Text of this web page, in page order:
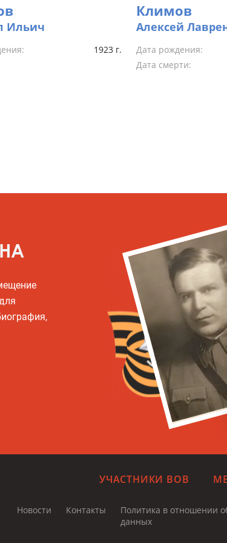
Ильич
1923 г.
Климов
Алексей
Дата рождения:
Дата смерти:
УЧАСТНИКИ ВОВ
Новости Контакты
Политика в отношении
данных